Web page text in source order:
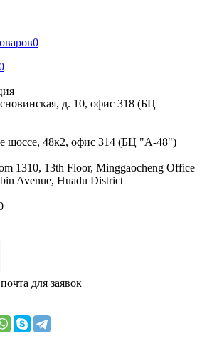
0
д. 10, офис 318 (БЦ
шоссе, 48к2, офис 314 (БЦ "А-48")
1310, 13th Floor, Minggaocheng Office
Avenue, Huadu District
почта для заявок